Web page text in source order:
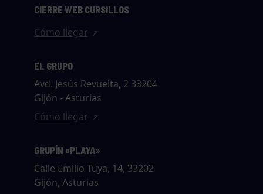
CIERRE WEB CURSILLOS
Cómo llegar
EL GRUPO
Avd. Jesús Revuelta, 2 33204
Gijón - Asturias
Cómo llegar
GRUPÍN «PLAYA»
Calle Emilio Tuya, 14, 33202
Gijón, Asturias